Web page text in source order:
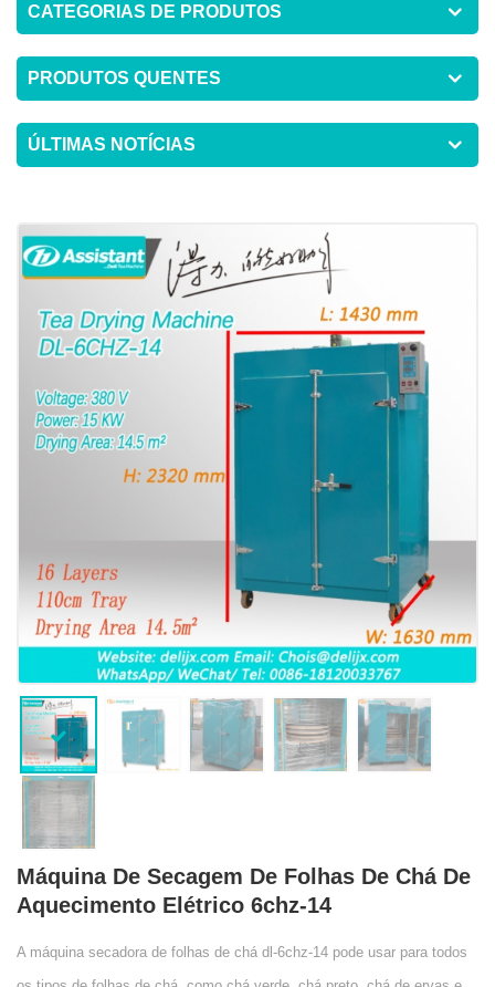
CATEGORIAS DE PRODUTOS
PRODUTOS QUENTES
ÚLTIMAS NOTÍCIAS
Máquina De Secagem De Folhas De Chá De
Aquecimento Elétrico 6chz-14
A máquina secadora de folhas de chá dl-6chz-14 pode usar para todos